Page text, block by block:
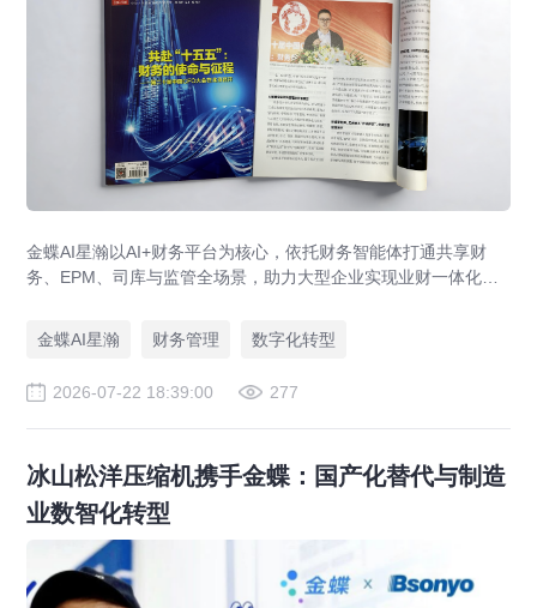
金蝶AI星瀚以AI+财务平台为核心，依托财务智能体打通共享财
务、EPM、司库与监管全场景，助力大型企业实现业财一体化与
局、华为、通威等领先企业的共同选择。
金蝶AI星瀚 财务管理 数字化转型
2026-07-22 18:39:00 277
冰山松洋压缩机携手金蝶：国产化替代与制造
业数智化转型